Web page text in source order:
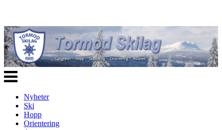
Veksle
navigasjon
Nyheter
Ski
Hopp
Orientering